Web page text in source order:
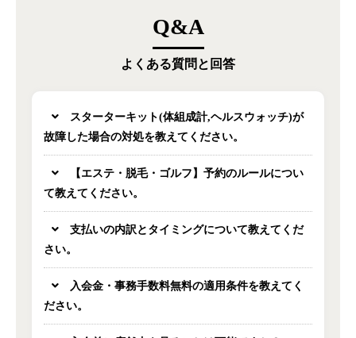
Q&A
よくある質問と回答
スターターキット(体組成計,ヘルスウォッチ)が
故障した場合の対処を教えてください。
【エステ・脱毛・ゴルフ】予約のルールについ
て教えてください。
支払いの内訳とタイミングについて教えてくだ
さい。
入会金・事務手数料無料の適用条件を教えてく
ださい。